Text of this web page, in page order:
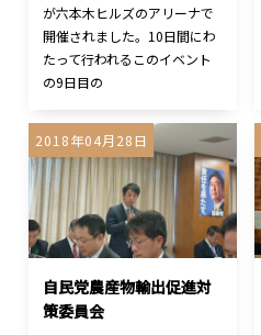
が六本木ヒルズのアリーナで
開催されました。10日間にわ
たって行われるこのイベント
の9日目の
2018年04月28日
自民党農産物輸出促進対
策委員会